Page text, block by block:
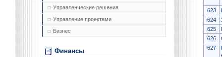
Управленческие решения
Управление проектами
Бизнес
Финансы
623
624
625
626
627